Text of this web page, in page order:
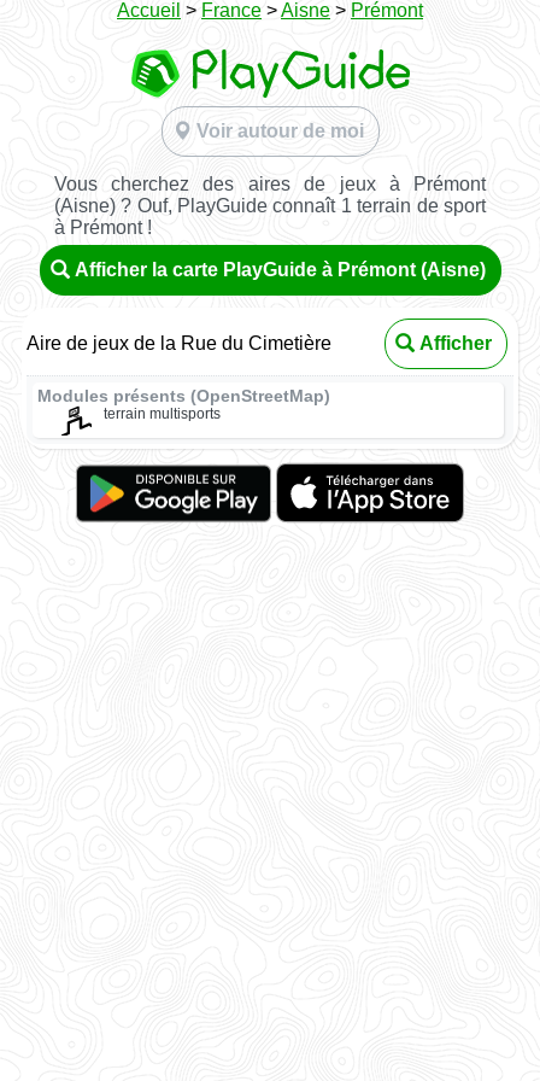
Accueil > France >Aisne > Prémont
Voir autour de moi
Vous cherchez des aires de jeux à Prémont
(Aisne) ? Ouf, PlayGuide connaît 1 terrain de sport
à Prémont !
Afficher la carte PlayGuide à Prémont (Aisne)
Aire de jeux de la Rue du Cimetière Afficher
Modules présents (OpenStreetMap)
terrain multisports